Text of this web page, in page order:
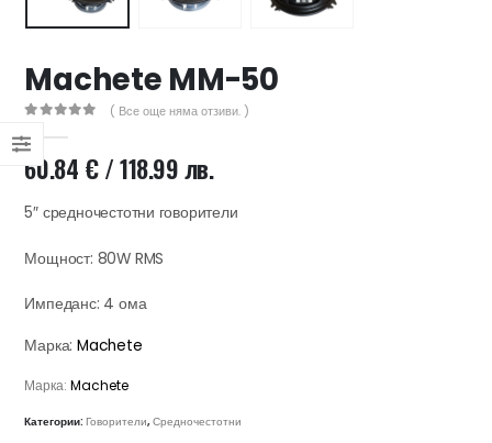
Machete MM-50
( Все още няма отзиви. )
60.84 €/ 118.99 лв.
5″ средночестотни говорители
Мощност: 80W RMS
Импеданс: 4 ома
Марка: Machete
Марка:Machete
Категории:Говорители,Средночестотни